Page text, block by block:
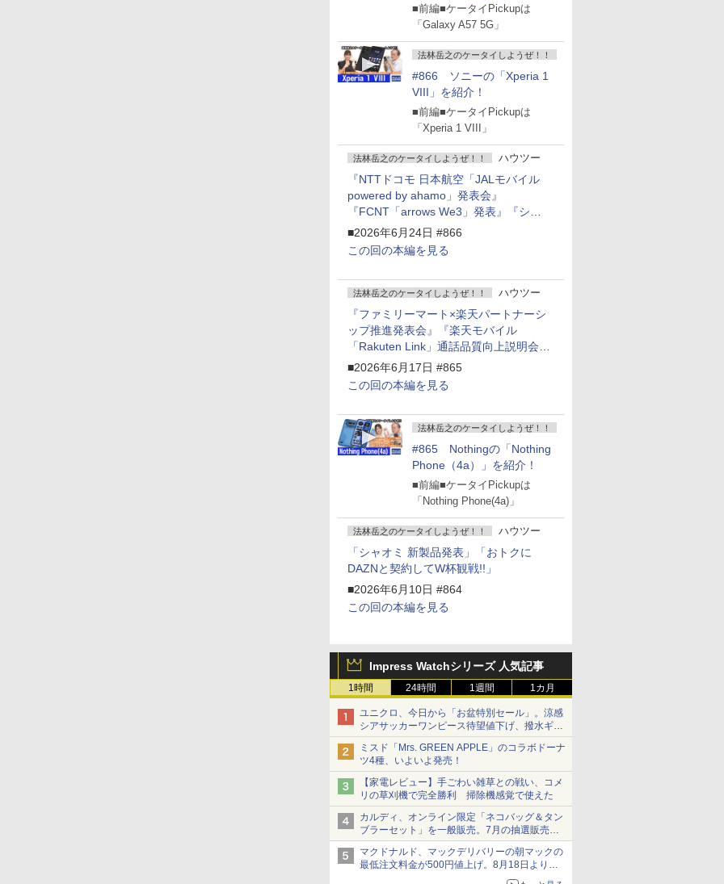
■前編■ケータイPickupは
「Galaxy A57 5G」
法林岳之のケータイしようぜ！！
#866 ソニーの「Xperia 1
VIII」を紹介！
■前編■ケータイPickupは
「Xperia 1 VIII」
法林岳之のケータイしようぜ！！ ハウツー
『NTTドコモ 日本航空「JALモバイル
powered by ahamo」発表会』
『FCNT「arrows We3」発表』『シャ
ープ 新製品発表会』
■2026年6月24日 #866
この回の本編を見る
法林岳之のケータイしようぜ！！ ハウツー
『ファミリーマート×楽天パートナーシ
ップ推進発表会』『楽天モバイル
「Rakuten Link」通話品質向上説明会』
『Google Storeを今年夏、東京・表参道
にオープン』『KDDI ローソン「ハッピ
ーローソンタウン池田伏尾台店」オープ
■2026年6月17日 #865
この回の本編を見る
法林岳之のケータイしようぜ！！
#865 Nothingの「Nothing
Phone（4a）」を紹介！
■前編■ケータイPickupは
「Nothing Phone(4a)」
法林岳之のケータイしようぜ！！ ハウツー
「シャオミ 新製品発表」「おトクに
DAZNと契約してW杯観戦!!」
■2026年6月10日 #864
この回の本編を見る
Impress Watchシリーズ 人気記事
1時間 24時間 1週間 1カ月
ユニクロ、今日から「お盆特別セール」。涼感
シアサッカーワンピース待望値下げ、撥水ギア
ショーツは1990円に
ミスド「Mrs. GREEN APPLE」のコラボドーナ
ツ4種、いよいよ発売！
【家電レビュー】手ごわい雑草との戦い、コメ
リの草刈機で完全勝利 掃除機感覚で使えた
カルディ、オンライン限定「ネコバッグ＆タン
ブラーセット」を一般販売。7月の抽選販売の
当選無効分
マクドナルド、マックデリバリーの朝マックの
最低注文料金が500円値上げ。8月18日より